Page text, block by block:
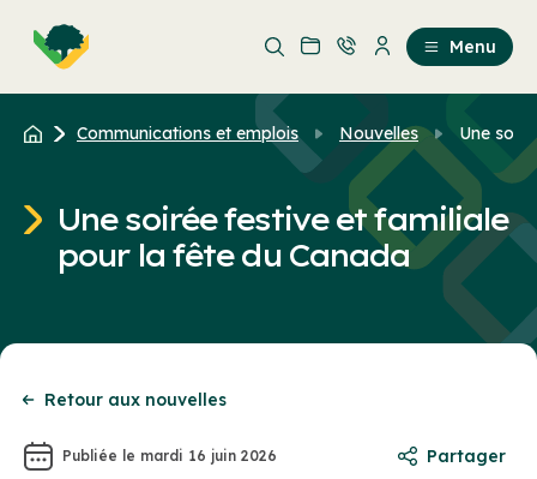
contenu
au
contenu
Menu
Communications et emplois Nouvelles Une
Une soirée festive et familiale
pour la fête du Canada
Retour aux nouvelles
Publiée le mardi 16 juin 2026 Partager